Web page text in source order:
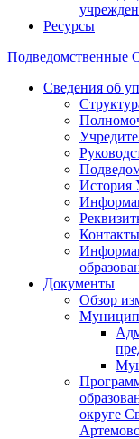
Ресурсы
Подведомственные
Сведения об
История
Контакты
Документы
Обзор
округе